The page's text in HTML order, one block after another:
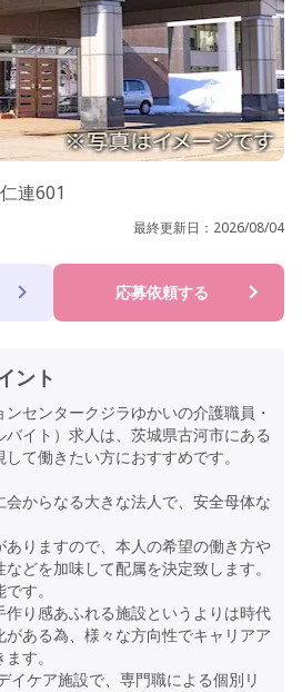
連601
最終更新日： 2026/08/04
応募依頼する
ント
センタークジラゆかいの介護職員・
イト）求人は、茨城県古河市にある
て働きたい方におすすめです。
会からなる大きな法人で、安全母体な
ありますので、本人の希望の働き方や
どを加味して配属を決定致します。
す。
作り感あふれる施設というよりは時代
ある為、様々な方向性でキャリアア
す。
イケア施設で、専門職による個別リ